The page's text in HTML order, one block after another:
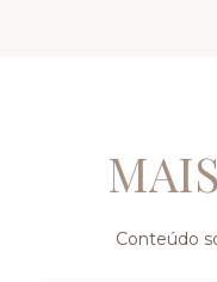
Conteúdo